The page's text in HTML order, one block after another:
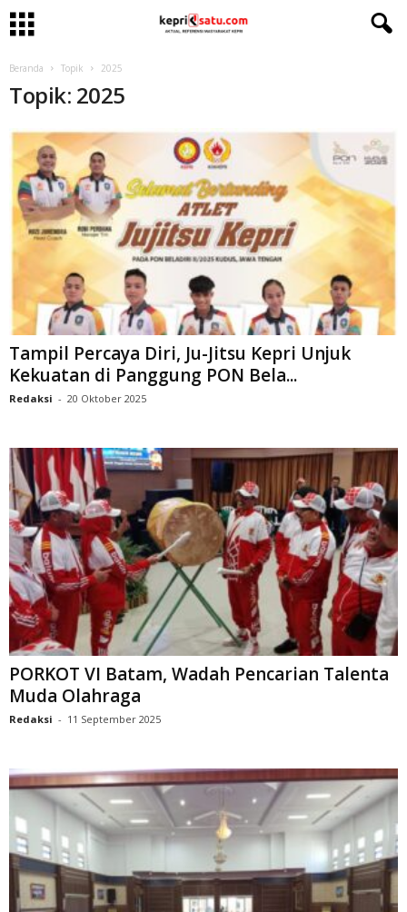
Beranda Topik 2025
Topik: 2025
Tampil Percaya Diri, Ju-Jitsu Kepri Unjuk
Kekuatan di Panggung PON Bela...
Redaksi - 20 Oktober 2025
PORKOT VI Batam, Wadah Pencarian Talenta
Muda Olahraga
Redaksi - 11 September 2025